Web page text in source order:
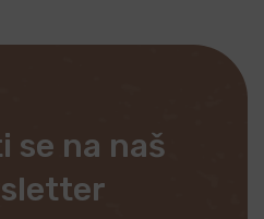
se na naš